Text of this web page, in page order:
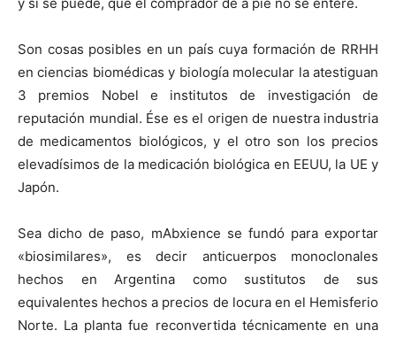
Son cosas posibles en un país cuya formación de RRHH
en ciencias biomédicas y biología molecular la atestiguan
3 premios Nobel e institutos de investigación de
reputación mundial. Ése es el origen de nuestra industria
de medicamentos biológicos, y el otro son los precios
elevadísimos de la medicación biológica en EEUU, la UE y
Japón.
Sea dicho de paso, mAbxience se fundó para exportar
«biosimilares», es decir anticuerpos monoclonales
hechos en Argentina como sustitutos de sus
equivalentes hechos a precios de locura en el Hemisferio
Norte. La planta fue reconvertida técnicamente en una